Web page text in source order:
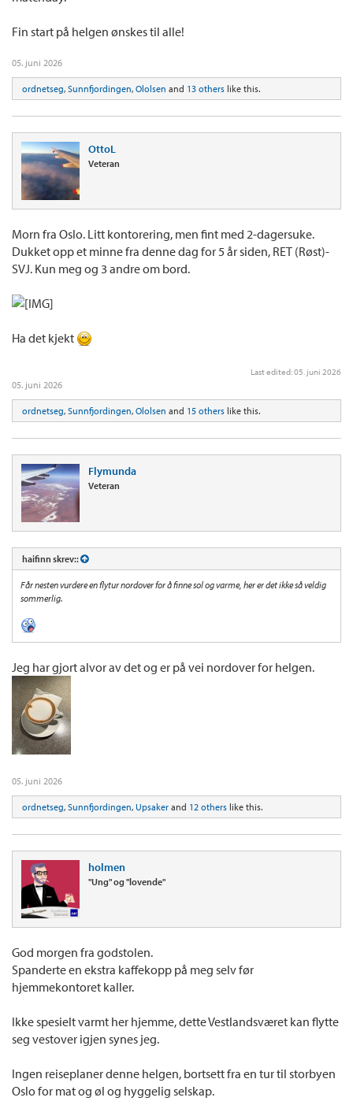
Fin start på helgen ønskes til alle!
05. juni 2026
ordnetseg, Sunnfjordingen, Ololsen and 13 others like this.
OttoL
Veteran
Morn fra Oslo. Litt kontorering, men fint med 2-dagersuke.
Dukket opp et minne fra denne dag for 5 år siden, RET (Røst)-
SVJ. Kun meg og 3 andre om bord.
Ha det kjekt
Last edited:05. juni 2026
05. juni 2026
ordnetseg, Sunnfjordingen, Ololsen and 15 others like this.
Flymunda
Veteran
haifinn skrev::
Får nesten vurdere en flytur nordover for å finne sol og varme, her er det ikke så veldig
sommerlig.
Jeg har gjort alvor av det og er på vei nordover for helgen.
05. juni 2026
ordnetseg, Sunnfjordingen, Upsaker and 12 others like this.
holmen
"Ung" og "lovende"
God morgen fra godstolen.
Spanderte en ekstra kaffekopp på meg selv før
hjemmekontoret kaller.
Ikke spesielt varmt her hjemme, dette Vestlandsværet kan flytte
seg vestover igjen synes jeg.
Ingen reiseplaner denne helgen, bortsett fra en tur til storbyen
Oslo for mat og øl og hyggelig selskap.